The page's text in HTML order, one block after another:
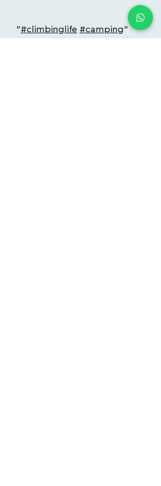
"#climbinglife #camping"